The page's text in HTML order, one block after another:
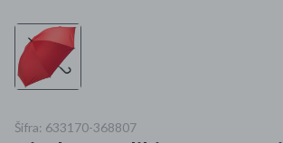
Specijalne kategorije
Čišćenje zaliha
Kišobrani akcija
Šifra: 633170-368807